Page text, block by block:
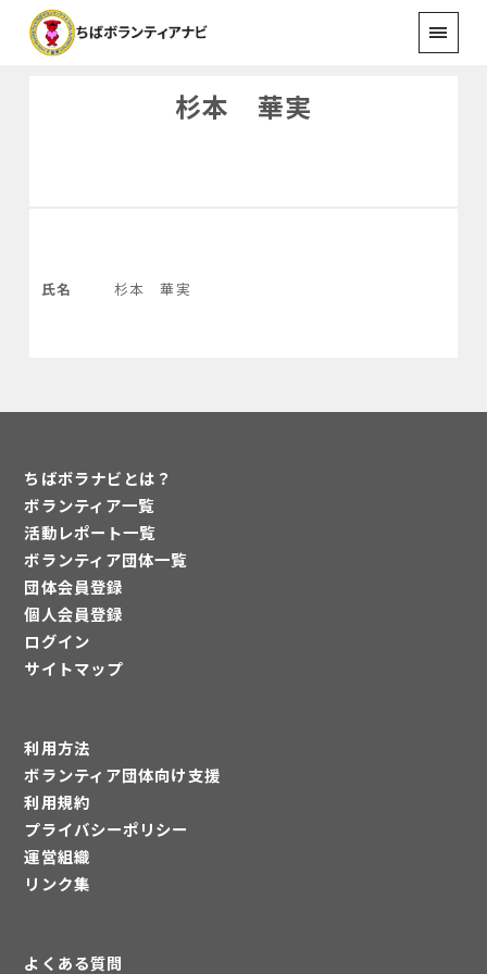
杉本 華実
氏名 杉本 華実
ちばボラナビとは？
ボランティア一覧
活動レポート一覧
ボランティア団体一覧
団体会員登録
個人会員登録
ログイン
サイトマップ
利用方法
ボランティア団体向け支援
利用規約
プライバシーポリシー
運営組織
リンク集
よくある質問